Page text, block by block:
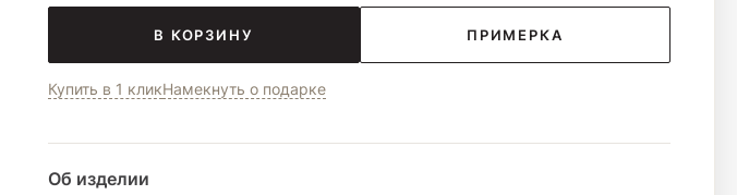
В КОРЗИНУ ПРИМЕРКА
Купить в 1 кликНамекнуть о подарке
Об изделии